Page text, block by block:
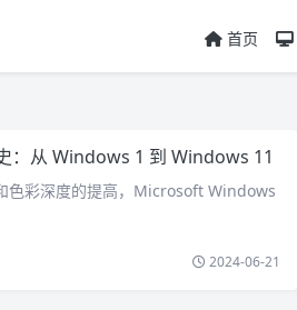
首页
：从 Windows 1 到 Windows 11
色彩深度的提高，Microsoft Windows
2024-06-21